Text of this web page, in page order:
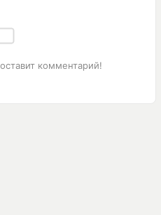
комментарий!